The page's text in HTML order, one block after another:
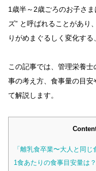
1歳半～2歳ごろのお子さ
ズ” と呼ばれることがあり
りがめまぐるしく変化する
この記事では、管理栄養
事の考え方、食事量の目
て解説します。
「離乳食卒業〜大人と同
1食あたりの食事目安量は？